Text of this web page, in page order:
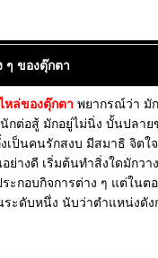
ๆ ของตุ๊กตา
หล่ของตุ๊กตา พยากรณ์ว่า มั
ต่อสู้ มักอยู่ไม่นิ่ง บั้นปลาย
เป็นคนรักสงบ มีสมาธิ จิตใ
ย่างดี เริ่มต้นทำสิ่งใดมักวา
ะกอบกิจการต่าง ๆ แต่ในต
ระดับหนึ่ง นับว่าตำแหน่งดัง